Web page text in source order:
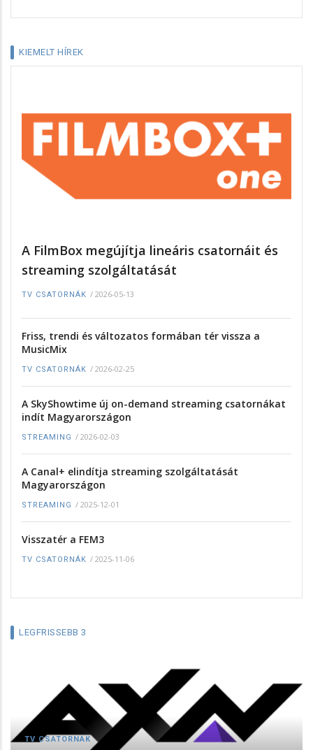
KIEMELT HÍREK
A FilmBox megújítja lineáris csatornáit és
streaming szolgáltatását
TV CSATORNÁK / 2026-05-13
Friss, trendi és változatos formában tér vissza a
MusicMix
TV CSATORNÁK / 2026-02-25
A SkyShowtime új on-demand streaming csatornákat
indít Magyarországon
STREAMING / 2026-02-03
A Canal+ elindítja streaming szolgáltatását
Magyarországon
STREAMING / 2025-12-01
Visszatér a FEM3
TV CSATORNÁK / 2025-11-06
LEGFRISSEBB 3
TV CSATORNÁK